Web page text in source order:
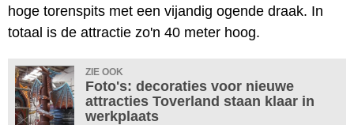
hoge torenspits met een vijandig ogende draak. In
totaal is de attractie zo'n 40 meter hoog.
ZIE OOK
Foto's: decoraties voor nieuwe
attracties Toverland staan klaar in
werkplaats